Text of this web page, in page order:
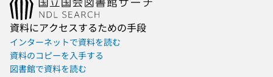
資料にアクセスするための手段
インターネットで資料を読む
資料のコピーを入手する
図書館で資料を読む